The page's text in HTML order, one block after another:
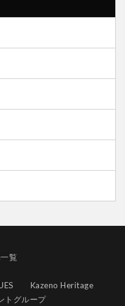
覧
Kazeno Heritage
トグループ